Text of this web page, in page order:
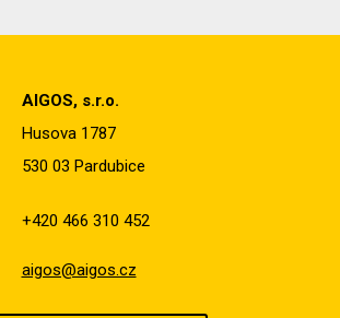
AIGOS, s.r.o.
Husova 1787
530 03 Pardubice
+420 466 310 452
aigos@aigos.cz